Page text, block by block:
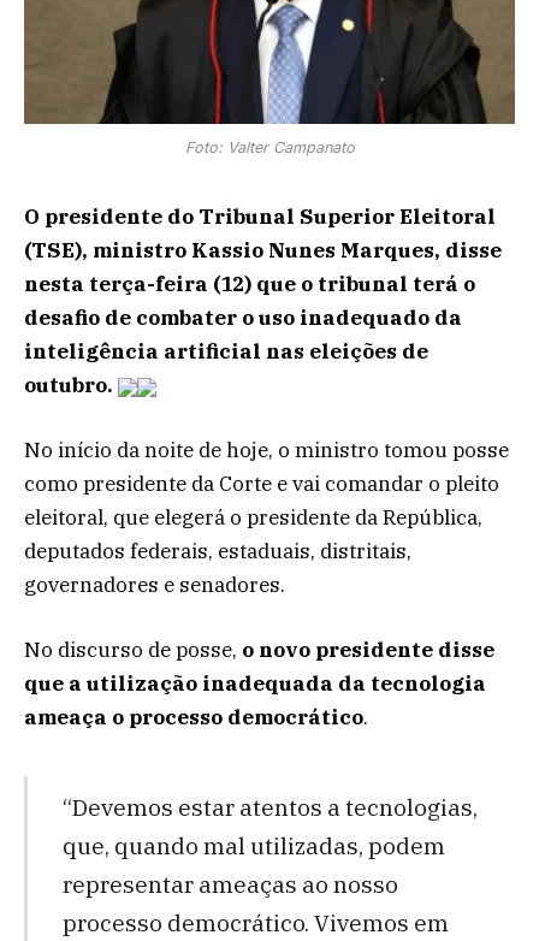
Foto: Valter Campanato
O presidente do Tribunal Superior Eleitoral
(TSE), ministro Kassio Nunes Marques, disse
nesta terça-feira (12) que o tribunal terá o
desafio de combater o uso inadequado da
inteligência artificial nas eleições de
outubro.
No início da noite de hoje, o ministro tomou posse
como presidente da Corte e vai comandar o pleito
eleitoral, que elegerá o presidente da República,
deputados federais, estaduais, distritais,
governadores e senadores.
No discurso de posse, o novo presidente disse
que a utilização inadequada da tecnologia
ameaça o processo democrático.
“Devemos estar atentos a tecnologias,
que, quando mal utilizadas, podem
representar ameaças ao nosso
processo democrático. Vivemos em